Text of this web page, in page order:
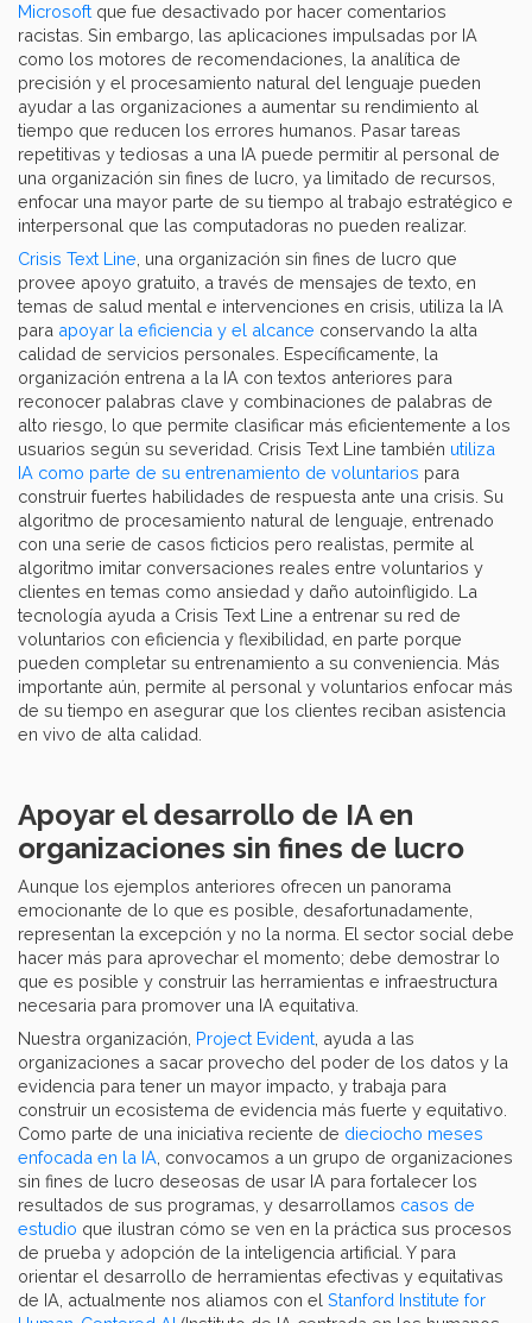
Microsoft que fue desactivado por hacer comentarios
racistas. Sin embargo, las aplicaciones impulsadas por IA
como los motores de recomendaciones, la analítica de
precisión y el procesamiento natural del lenguaje pueden
ayudar a las organizaciones a aumentar su rendimiento al
tiempo que reducen los errores humanos. Pasar tareas
repetitivas y tediosas a una IA puede permitir al personal de
una organización sin fines de lucro, ya limitado de recursos,
enfocar una mayor parte de su tiempo al trabajo estratégico e
interpersonal que las computadoras no pueden realizar.
Crisis Text Line , una organización sin fines de lucro que
provee apoyo gratuito, a través de mensajes de texto, en
temas de salud mental e intervenciones en crisis, utiliza la IA
para apoyar la eficiencia y el alcance conservando la alta
calidad de servicios personales. Específicamente, la
organización entrena a la IA con textos anteriores para
reconocer palabras clave y combinaciones de palabras de
alto riesgo, lo que permite clasificar más eficientemente a los
usuarios según su severidad. Crisis Text Line también utiliza
IA como parte de su entrenamiento de voluntarios para
construir fuertes habilidades de respuesta ante una crisis. Su
algoritmo de procesamiento natural de lenguaje, entrenado
con una serie de casos ficticios pero realistas, permite al
algoritmo imitar conversaciones reales entre voluntarios y
clientes en temas como ansiedad y daño autoinfligido. La
tecnología ayuda a Crisis Text Line a entrenar su red de
voluntarios con eficiencia y flexibilidad, en parte porque
pueden completar su entrenamiento a su conveniencia. Más
importante aún, permite al personal y voluntarios enfocar más
de su tiempo en asegurar que los clientes reciban asistencia
en vivo de alta calidad.
Apoyar el desarrollo de IA en
organizaciones sin fines de lucro
Aunque los ejemplos anteriores ofrecen un panorama
emocionante de lo que es posible, desafortunadamente,
representan la excepción y no la norma. El sector social debe
hacer más para aprovechar el momento; debe demostrar lo
que es posible y construir las herramientas e infraestructura
necesaria para promover una IA equitativa.
Nuestra organización, Project Evident , ayuda a las
organizaciones a sacar provecho del poder de los datos y la
evidencia para tener un mayor impacto, y trabaja para
construir un ecosistema de evidencia más fuerte y equitativo.
Como parte de una iniciativa reciente de dieciocho meses
enfocada en la IA , convocamos a un grupo de organizaciones
sin fines de lucro deseosas de usar IA para fortalecer los
resultados de sus programas, y desarrollamos casos de
estudio que ilustran cómo se ven en la práctica sus procesos
de prueba y adopción de la inteligencia artificial. Y para
orientar el desarrollo de herramientas efectivas y equitativas
de IA, actualmente nos aliamos con el Stanford Institute for